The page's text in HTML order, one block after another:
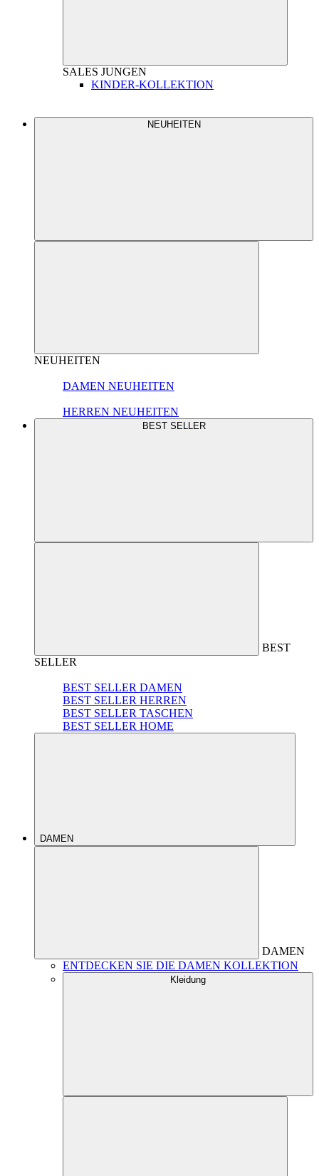
SALES JUNGEN
KINDER-KOLLEKTION
NEUHEITEN
NEUHEITEN
DAMEN NEUHEITEN
HERREN NEUHEITEN
BEST SELLER
BEST
SELLER
BEST SELLER DAMEN
BEST SELLER HERREN
BEST SELLER TASCHEN
BEST SELLER HOME
DAMEN
DAMEN
ENTDECKEN SIE DIE DAMEN KOLLEKTION
Kleidung